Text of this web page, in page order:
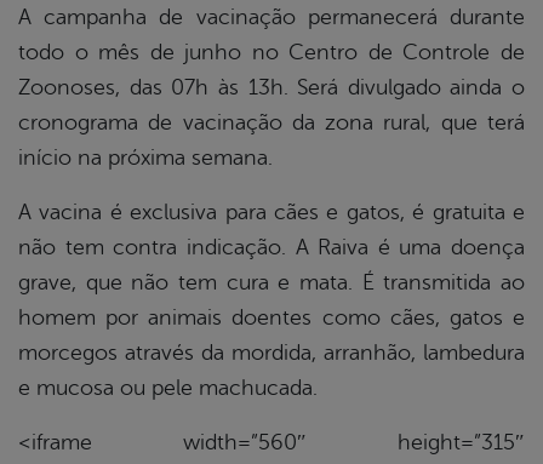
A campanha de vacinação permanecerá durante
todo o mês de junho no Centro de Controle de
Zoonoses, das 07h às 13h. Será divulgado ainda o
cronograma de vacinação da zona rural, que terá
início na próxima semana.
A vacina é exclusiva para cães e gatos, é gratuita e
não tem contra indicação. A Raiva é uma doença
grave, que não tem cura e mata. É transmitida ao
homem por animais doentes como cães, gatos e
morcegos através da mordida, arranhão, lambedura
e mucosa ou pele machucada.
<iframe width=”560″ height=”315″